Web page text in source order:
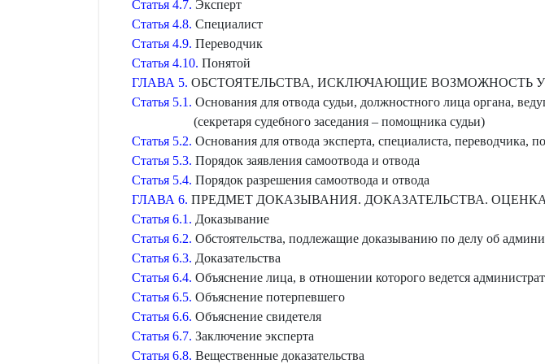
Статья 4.7. Эксперт
Статья 4.8. Специалист
Статья 4.9. Переводчик
Статья 4.10. Понятой
ГЛАВА 5. ОБСТОЯТЕЛЬСТВА, ИСКЛЮЧАЮЩИЕ ВОЗМОЖНОСТЬ
Статья 5.1. Основания для отвода судьи, должностного лица органа,
(секретаря судебного заседания – помощника судьи)
Статья 5.2. Основания для отвода эксперта, специалиста, переводчика,
Статья 5.3. Порядок заявления самоотвода и отвода
Статья 5.4. Порядок разрешения самоотвода и отвода
ГЛАВА 6. ПРЕДМЕТ ДОКАЗЫВАНИЯ. ДОКАЗАТЕЛЬСТВА.
Статья 6.1. Доказывание
Статья 6.2. Обстоятельства, подлежащие доказыванию по делу об
Статья 6.3. Доказательства
Статья 6.4. Объяснение лица, в отношении которого ведется
Статья 6.5. Объяснение потерпевшего
Статья 6.6. Объяснение свидетеля
Статья 6.7. Заключение эксперта
Статья 6.8. Вещественные доказательства